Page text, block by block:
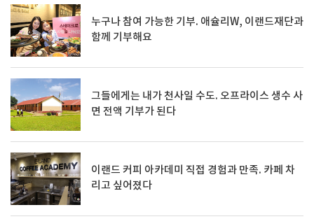
누구나 참여 가능한 기부. 애슐리W, 이랜드재단과
함께 기부해요
그들에게는 내가 천사일 수도. 오프라이스 생수 사
면 전액 기부가 된다
이랜드 커피 아카데미 직접 경험과 만족. 카페 차
리고 싶어졌다